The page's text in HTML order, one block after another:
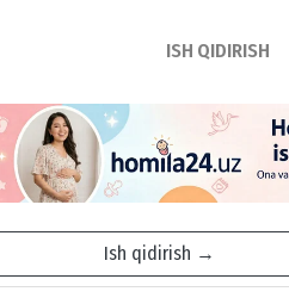
ISH QIDIRISH
Ish qidirish →